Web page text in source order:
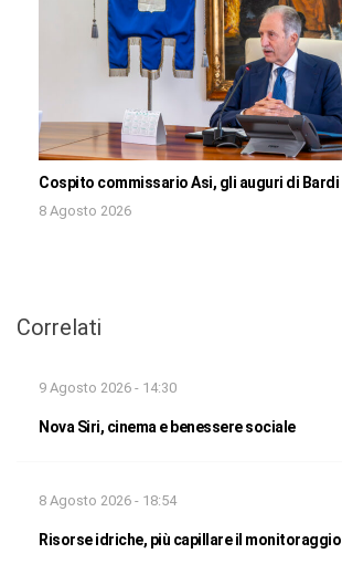
Cospito commissario Asi, gli auguri di Bardi
8 Agosto 2026
Correlati
9 Agosto 2026 - 14:30
Nova Siri, cinema e benessere sociale
8 Agosto 2026 - 18:54
Risorse idriche, più capillare il monitoraggio